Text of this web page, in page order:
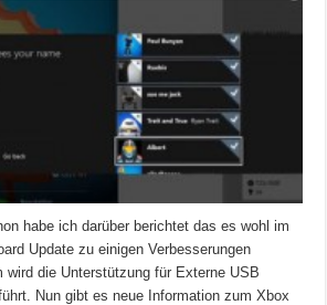
habe ich darüber berichtet das es wohl im
Update zu einigen Verbesserungen
wird die Unterstützung für Externe USB
Nun gibt es neue Information zum Xbox